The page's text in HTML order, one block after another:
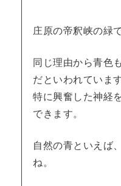
庄原の帝釈峡の緑
同じ理由から青色
だといわれています
特に興奮した神経
できます。
自然の青といえば
ね。